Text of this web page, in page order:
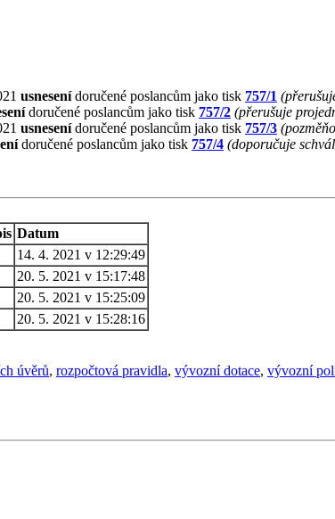
usnesenídoručené poslancům jako tisk 757/1
doručené poslancům jako tisk 757/2 (přerušuje
usnesenídoručené poslancům jako tisk 757/3
doručené poslancům jako tisk 757/4 (doporučuje
Datum
14. 4. 2021 v 12:29:49
20. 5. 2021 v 15:17:48
20. 5. 2021 v 15:25:09
20. 5. 2021 v 15:28:16
úvěrů, rozpočtová pravidla, vývozní dotace, vývozní